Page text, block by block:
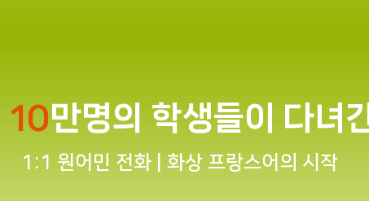
10만명의 학생들이 다녀
1:1 원어민 전화 | 화상 프랑스어의 시작